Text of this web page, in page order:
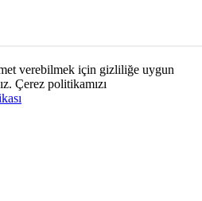
verebilmek için gizliliğe uygun
Çerez politikamızı